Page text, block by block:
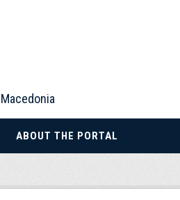
ABOUT THE PORTAL